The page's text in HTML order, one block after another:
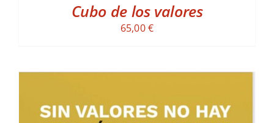
Cubo de los valores
65,00€